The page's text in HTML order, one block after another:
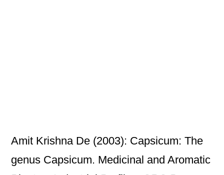
Amit Krishna De (2003): Capsicum: The
genus Capsicum. Medicinal and Aromatic